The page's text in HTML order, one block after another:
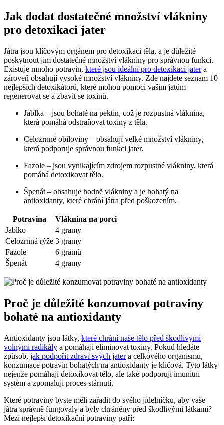
Jak dodat dostatečné množství vlákniny
pro detoxikaci jater
Játra jsou klíčovým orgánem pro detoxikaci těla, a je důležité
poskytnout jim dostatečné množství vlákniny pro správnou funkci.
Existuje mnoho potravin, které jsou ideální pro detoxikaci jatera
zároveň obsahují vysoké množství vlákniny. Zde najdete seznam 10
nejlepších detoxikátorů, které mohou pomoci vašim jatům
regenerovat se a zbavit se toxinů.
Jablka – jsou bohaté na pektin, což je rozpustná vláknina,
která pomáhá odstraňovat toxiny z těla.
Celozrnné obiloviny – obsahují velké množství vlákniny,
která podporuje správnou funkci jater.
Fazole – jsou vynikajícím zdrojem rozpustné vlákniny, která
pomáhá detoxikovat tělo.
Špenát – obsahuje hodně vlákniny a je bohatý na
antioxidanty, které chrání játra před poškozením.
Potravina
Vláknina na porci
Jablko
4 gramy
Celozrnná rýže 3 gramy
Fazole
6 gramů
Špenát
4 gramy
Proč je důležité konzumovat potraviny
bohaté na antioxidanty
Antioxidanty jsou látky, které chrání naše tělo před škodlivými
volnými radikály a pomáhají eliminovat toxiny. Pokud hledáte
způsob, jak podpořit zdraví svých jatera celkového organismu,
konzumace potravin bohatých na antioxidanty je klíčová. Tyto látky
nejenže pomáhají detoxikovat tělo, ale také podporují imunitní
systém a zpomalují proces stárnutí.
Které potraviny byste měli zařadit do svého jídelníčku, aby vaše
játra správně fungovaly a byly chráněny před škodlivými látkami?
Mezi nejlepší detoxikační potraviny patří: